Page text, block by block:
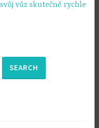
vůz skutečně rychle
SEARCH